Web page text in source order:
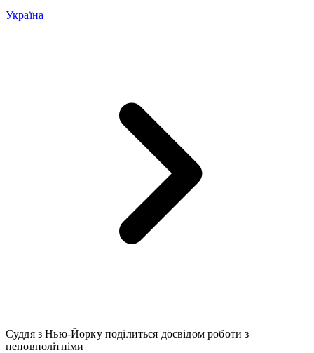
Україна
Суддя з Нью-Йорку поділиться досвідом роботи з
неповнолітніми